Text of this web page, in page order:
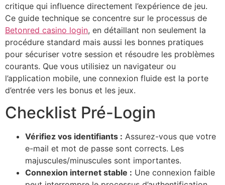
critique qui influence directement l’expérience de jeu.
Ce guide technique se concentre sur le processus de
Betonred casino login, en détaillant non seulement la
procédure standard mais aussi les bonnes pratiques
pour sécuriser votre session et résoudre les problèmes
courants. Que vous utilisiez un navigateur ou
l’application mobile, une connexion fluide est la porte
d’entrée vers les bonus et les jeux.
Checklist Pré-Login
Vérifiez vos identifiants : Assurez-vous que votre
e-mail et mot de passe sont corrects. Les
majuscules/minuscules sont importantes.
Connexion internet stable : Une connexion faible